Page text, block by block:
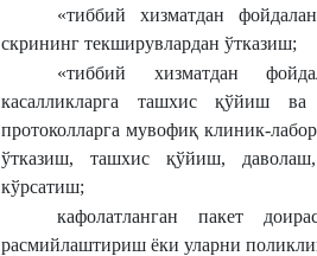
«тиббий хизматдан
скрининг текширувлардан ўтказиш;
«тиббий хизматдан
касалликларга ташхис қўйиш
протоколларга мувофиқ клиник-
ўтказиш, ташхис қўйиш, даволаш,
кўрсатиш;
кафолатланган пакет
расмийлаштириш ёки уларни